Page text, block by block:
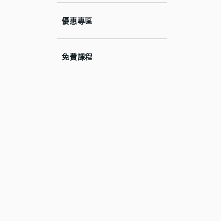
優惠專區
免費課程